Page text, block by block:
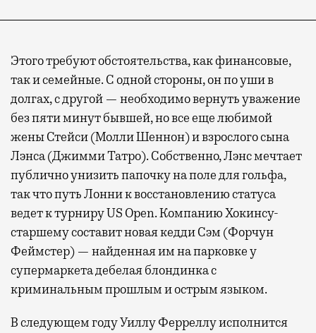
Этого требуют обстоятельства, как финансовые,
так и семейные. С одной стороны, он по уши в
долгах, с другой — необходимо вернуть уважение
без пяти минут бывшей, но все еще любимой
жены Стейси (Молли Шеннон) и взрослого сына
Лэнса (Джимми Татро). Собственно, Лэнс мечтает
публично унизить папочку на поле для гольфа,
так что путь Лонни к восстановлению статуса
ведет к турниру US Open. Компанию Хокинсу-
старшему составит новая кедди Сэм (Форчун
Феймстер) — найденная им на парковке у
супермаркета дебелая блондинка с
криминальным прошлым и острым языком.
В следующем году Уиллу Ферреллу исполнится